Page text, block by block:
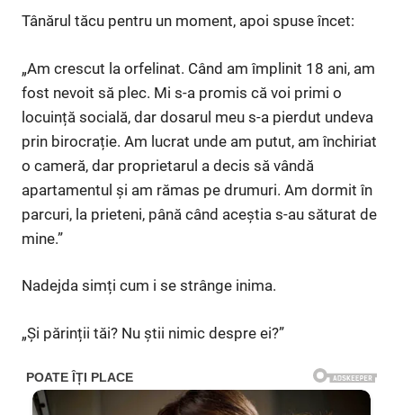
Tânărul tăcu pentru un moment, apoi spuse încet:
„Am crescut la orfelinat. Când am împlinit 18 ani, am
fost nevoit să plec. Mi s-a promis că voi primi o
locuință socială, dar dosarul meu s-a pierdut undeva
prin birocrație. Am lucrat unde am putut, am închiriat
o cameră, dar proprietarul a decis să vândă
apartamentul și am rămas pe drumuri. Am dormit în
parcuri, la prieteni, până când aceștia s-au săturat de
mine.”
Nadejda simți cum i se strânge inima.
„Și părinții tăi? Nu știi nimic despre ei?”